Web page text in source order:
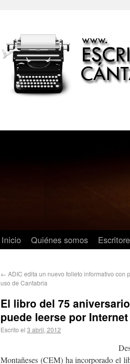
Inicio Quiénes somos
← ADIC edita un nuevo folleto informativo con
uso de Cantabria
El libro del 75
puede leerse por
Escrito el 3 abril, 2012
Montañeses (CEM) ha incorporado el